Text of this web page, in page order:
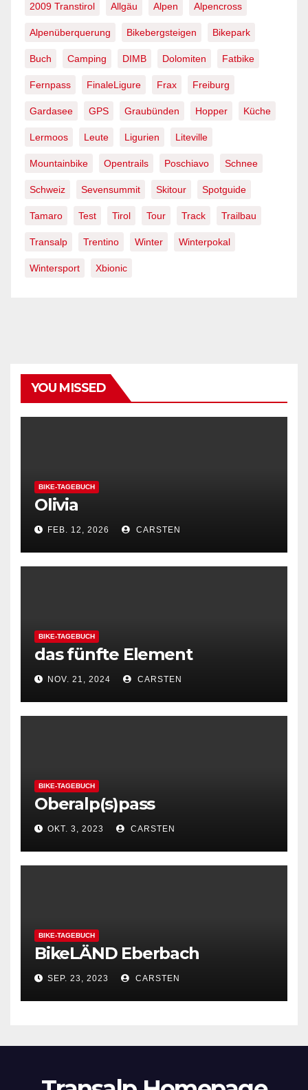
2009 Transtirol Allgäu Alpen Alpencross
Alpenüberquerung Bikebergsteigen Bikepark
Buch Camping DIMB Dolomiten Fatbike
Fernpass FinaleLigure Frax Freiburg
Gardasee GPS Graubünden Hopper Küche
Lermoos Leute Ligurien Liteville
Mountainbike Opentrails Poschiavo Schnee
Schweiz Sevensummit Skitour Spotguide
Tamaro Test Tirol Tour Track Trailbau
Transalp Trentino Winter Winterpokal
Wintersport Xbionic
YOU MISSED
BIKE-TAGEBUCH
Olivia
FEB. 12, 2026 CARSTEN
BIKE-TAGEBUCH
das fünfte Element
NOV. 21, 2024 CARSTEN
BIKE-TAGEBUCH
Oberalp(s)pass
OKT. 3, 2023 CARSTEN
BIKE-TAGEBUCH
BikeLÄND Eberbach
SEP. 23, 2023 CARSTEN